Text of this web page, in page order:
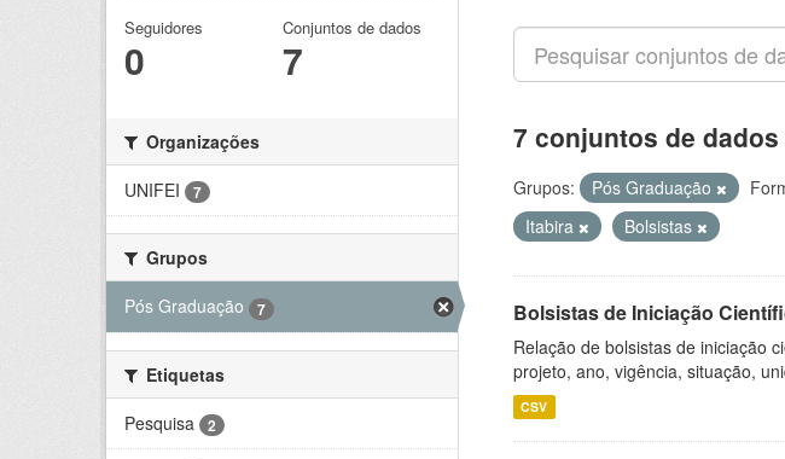
Seguidores
0
Conjuntos de dados
7
Organizações
UNIFEI
7
Grupos
Pós Graduação
7
Etiquetas
Pesquisa
2
7 conjuntos de
Grupos: Pós Graduação
Itabira
Bolsistas
Bolsistas de Iniciação
Relação de bolsistas de iniciação
projeto, ano, vigência, situação,
CSV